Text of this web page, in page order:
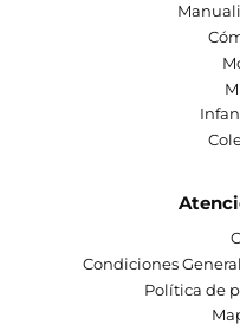
Condiciones
Política de